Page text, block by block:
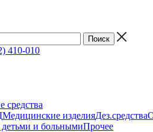
410-010
средства
Медицинские изделияДез.средства
и больнымиПрочее